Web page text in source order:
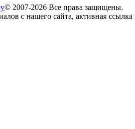
© 2007-2026 Все права защищены.
с нашего сайта, активная